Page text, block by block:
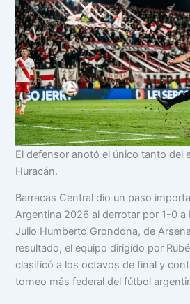
El defensor anotó el único tanto del
Huracán.
Barracas Central dio un paso
Argentina 2026 al derrotar por 1-0 a
Julio Humberto Grondona, de
resultado, el equipo dirigido por
clasificó a los octavos de final y
torneo más federal del fútbol